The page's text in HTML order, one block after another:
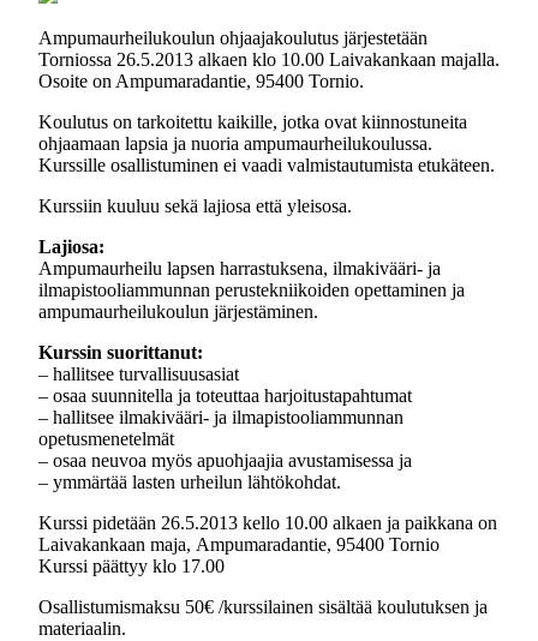
Ampumaurheilukoulun ohjaajakoulutus järjestetään
Torniossa 26.5.2013 alkaen klo 10.00 Laivakankaan majalla.
Osoite on Ampumaradantie, 95400 Tornio.
Koulutus on tarkoitettu kaikille, jotka ovat kiinnostuneita
ohjaamaan lapsia ja nuoria ampumaurheilukoulussa.
Kurssille osallistuminen ei vaadi valmistautumista etukäteen.
Kurssiin kuuluu sekä lajiosa että yleisosa.
Lajiosa:
Ampumaurheilu lapsen harrastuksena, ilmakivääri- ja
ilmapistooliammunnan perustekniikoiden opettaminen ja
ampumaurheilukoulun järjestäminen.
Kurssin suorittanut:
– hallitsee turvallisuusasiat
– osaa suunnitella ja toteuttaa harjoitustapahtumat
– hallitsee ilmakivääri- ja ilmapistooliammunnan
opetusmenetelmät
– osaa neuvoa myös apuohjaajia avustamisessa ja
– ymmärtää lasten urheilun lähtökohdat.
Kurssi pidetään 26.5.2013 kello 10.00 alkaen ja paikkana on
Laivakankaan maja, Ampumaradantie, 95400 Tornio
Kurssi päättyy klo 17.00
Osallistumismaksu 50€ /kurssilainen sisältää koulutuksen ja
materiaalin.